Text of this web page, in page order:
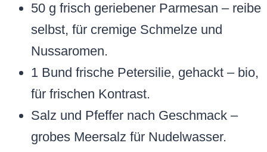
50 g frisch geriebener Parmesan – reibe
selbst, für cremige Schmelze und
Nussaromen.
1 Bund frische Petersilie, gehackt – bio,
für frischen Kontrast.
Salz und Pfeffer nach Geschmack –
grobes Meersalz für Nudelwasser.